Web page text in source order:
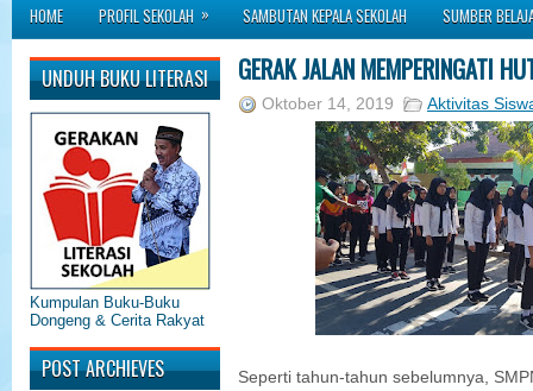
HOME PROFIL SEKOLAH » SAMBUTAN KEPALA SEKOLAH SUMBER
UNDUH BUKU LITERASI
Kumpulan Buku-Buku
Dongeng & Cerita Rakyat
POST ARCHIEVES
GERAK JALAN MEMPERINGATI
Oktober 14, 2019 Aktivitas
Seperti tahun-tahun sebelumnya,